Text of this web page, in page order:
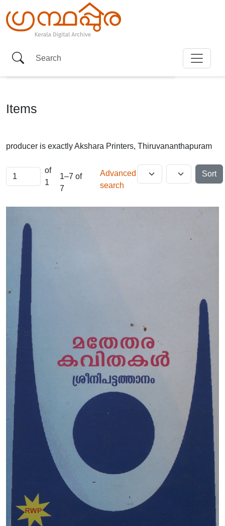
Items
producer is exactlyAkshara Printers, Thiruvananthapuram
of
1
1–7 of
7
Advanced
search
Sort